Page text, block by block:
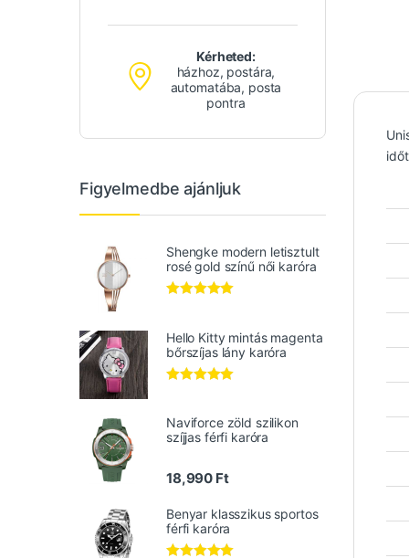
Kérheted:
házhoz, postára,
automatába, posta
pontra
Figyelmedbe ajánljuk
Shengke modern letisztult
rosé gold színű női karóra
Hello Kitty mintás magenta
bőrszíjas lány karóra
Naviforce zöld szilikon
szíjjas férfi karóra
18,990 Ft
Benyar klasszikus sportos
férfi karóra